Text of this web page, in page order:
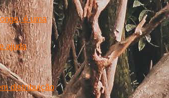
é uma
ajuda
distribuição